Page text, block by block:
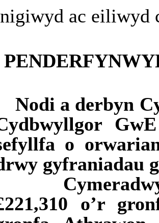
ac eiliwyd
Nodi a derbyn
o
gyfraniadau
o’r